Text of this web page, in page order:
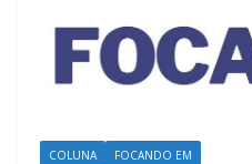
COLUNA FOCANDO EM